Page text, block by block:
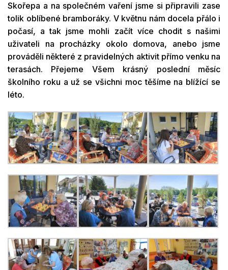
Skořepa a na společném vaření jsme si připravili zase
tolik oblíbené bramboráky. V květnu nám docela přálo i
počasí, a tak jsme mohli začít více chodit s našimi
uživateli na procházky okolo domova, anebo jsme
prováděli některé z pravidelných aktivit přímo venku na
terasách. Přejeme Všem krásný poslední měsíc
školního roku a už se všichni moc těšíme na blížící se
léto.